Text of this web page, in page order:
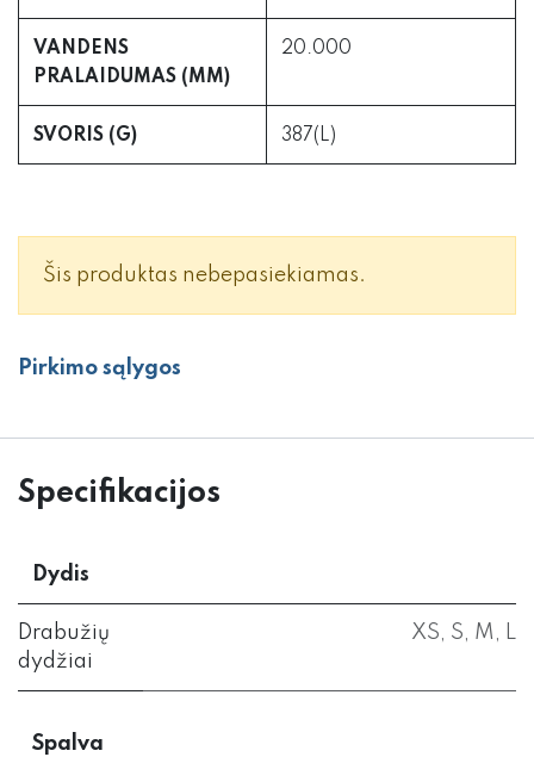
VANDENS
PRALAIDUMAS (MM)
20.000
SVORIS (G) 387(L)
Šis produktas nebepasiekiamas.
Pirkimo sąlygos
Specifikacijos
Dydis
Drabužių
dydžiai
XS, S, M , L
Spalva